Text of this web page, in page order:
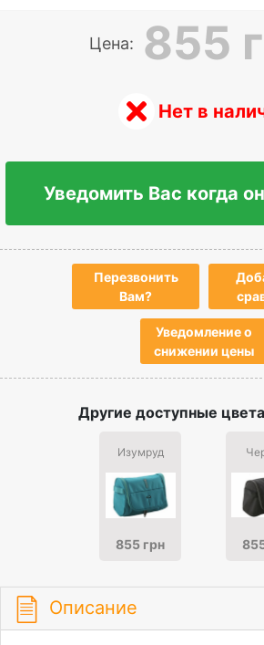
Цена: 855
Нет в
Уведомить Вас когда
Перезвонить
Вам?
Уведомление о
снижении цены
Другие доступные
Изумруд
855 грн
Описание